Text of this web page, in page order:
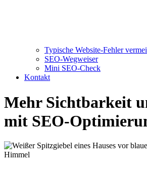
Typische Website-Fehler
SEO-Wegweiser
Mini SEO-Check
Kontakt
Mehr Sichtbarkeit
mit SEO-